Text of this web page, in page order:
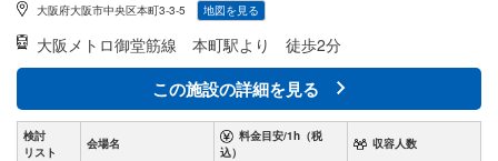
大阪府大阪市中央区本町3-3-5 地図を見る
大阪メトロ御堂筋線 本町駅より 徒歩2分
この施設の詳細を見る
検討
リスト
会場名
料金目安/1h（税
込）
収容人数